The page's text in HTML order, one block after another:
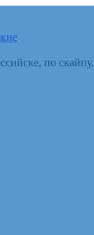
по скайпу.